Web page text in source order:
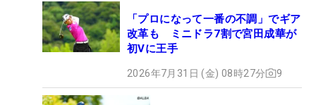
「プロになって一番の不調」でギア
改革も ミニドラ7割で宮田成華が
初Vに王手
2026年7月31日 (金) 08時27分 9